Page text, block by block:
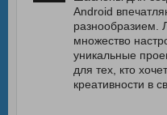
Android
разнообразием.
множество
уникальные
для тех, кто
креативности в